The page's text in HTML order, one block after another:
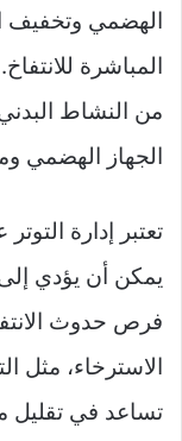
الهضمي وتخفيف
المباشرة
من النشاط
الجهاز الهضمي
تعتبر إدارة
يمكن أن يؤدي
فرص حدوث
الاسترخاء، مثل
تساعد في تقليل